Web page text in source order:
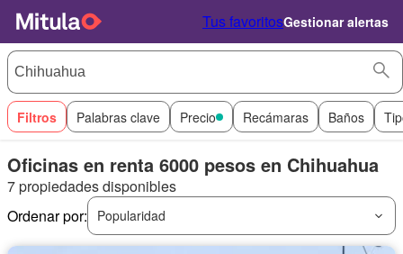
Tus favoritosGestionar alertas
Filtros Palabras clave Precio Recámaras Baños
Oficinas en renta 6000 pesos en Chihuahua
7 propiedades disponibles
Ordenar por:
Popularidad